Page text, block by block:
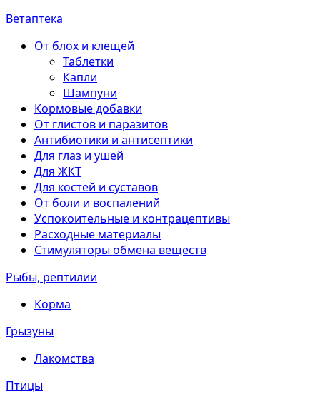
Ветаптека
От блох и клещей
Таблетки
Капли
Шампуни
Кормовые добавки
От глистов и паразитов
Антибиотики и антисептики
Для глаз и ушей
Для ЖКТ
Для костей и суставов
От боли и воспалений
Успокоительные и контрацептивы
Расходные материалы
Стимуляторы обмена веществ
Рыбы, рептилии
Корма
Грызуны
Лакомства
Птицы